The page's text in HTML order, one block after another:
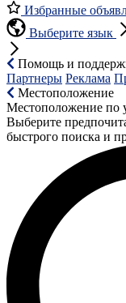
Избранные
Выберите язык
Помощь и
Партнеры Реклама
Местоположение
Местоположение по
Выберите
быстрого поиска и